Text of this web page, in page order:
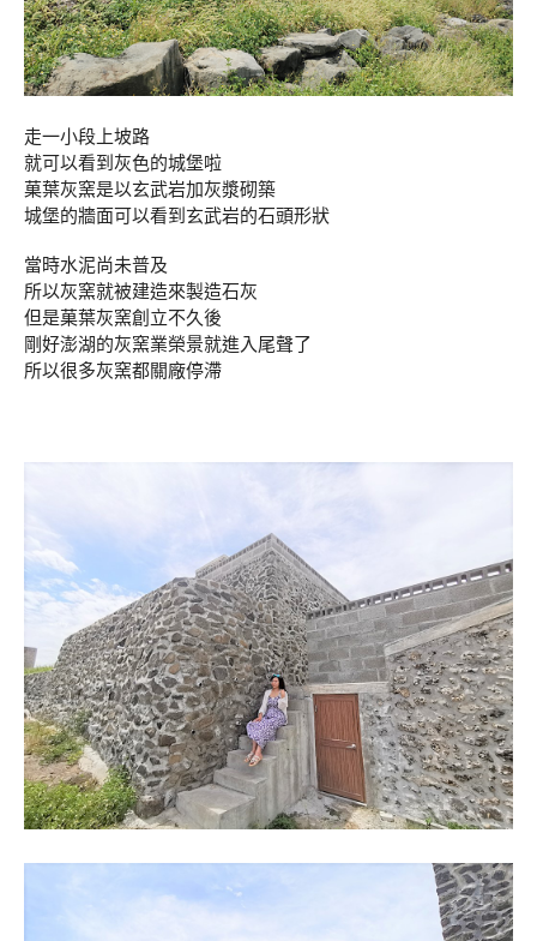
走一小段上坡路
就可以看到灰色的城堡啦
菓葉灰窯是以玄武岩加灰漿砌築
城堡的牆面可以看到玄武岩的石頭形狀
當時水泥尚未普及
所以灰窯就被建造來製造石灰
但是菓葉灰窯創立不久後
剛好澎湖的灰窯業榮景就進入尾聲了
所以很多灰窯都關廠停滯